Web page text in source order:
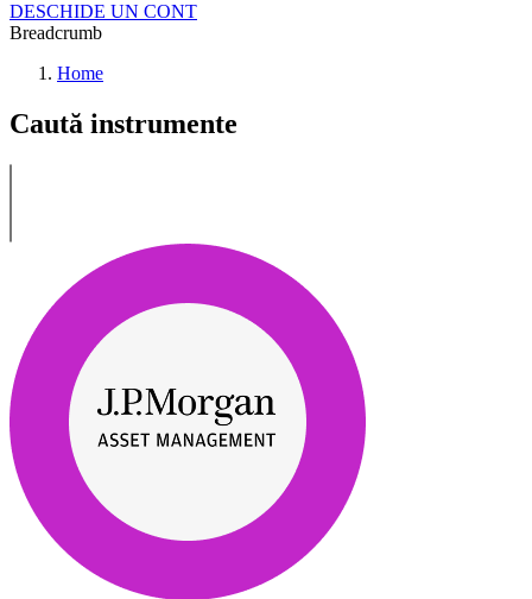
DESCHIDE UN CONT
Breadcrumb
Home
Caută instrumente